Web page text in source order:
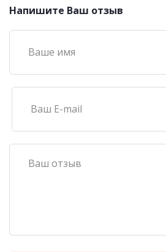
Напишите Ваш отзыв